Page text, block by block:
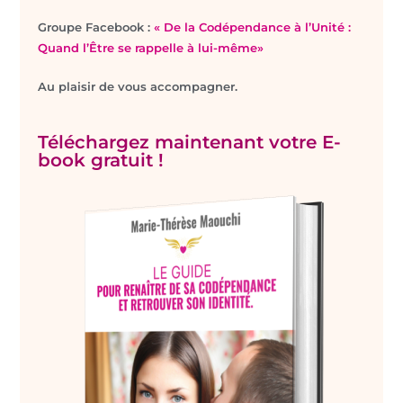
Groupe Facebook :« De la Codépendance à l’Unité :
Quand l’Être se rappelle à lui-même»
Au plaisir de vous accompagner.
Téléchargez maintenant votre E-
book gratuit !